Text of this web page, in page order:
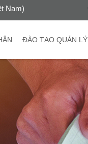
Nam)
ĐÀO TẠO QUẢN LÝ